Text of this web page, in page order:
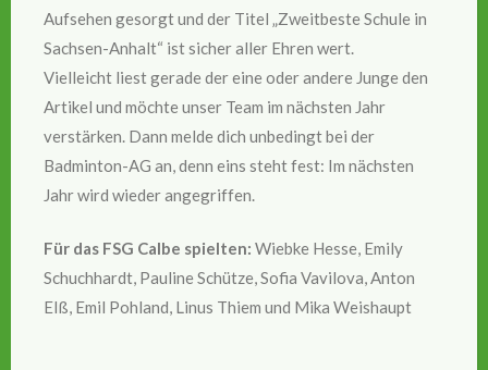
Aufsehen gesorgt und der Titel „Zweitbeste Schule in
Sachsen-Anhalt“ ist sicher aller Ehren wert.
Vielleicht liest gerade der eine oder andere Junge den
Artikel und möchte unser Team im nächsten Jahr
verstärken. Dann melde dich unbedingt bei der
Badminton-AG an, denn eins steht fest: Im nächsten
Jahr wird wieder angegriffen.
Für das FSG Calbe spielten: Wiebke Hesse, Emily
Schuchhardt, Pauline Schütze, Sofia Vavilova, Anton
Elß, Emil Pohland, Linus Thiem und Mika Weishaupt